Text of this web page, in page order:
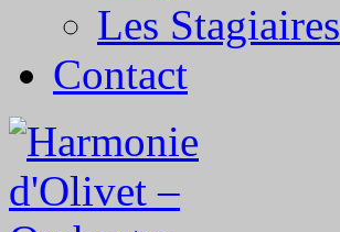
Les Stagiaires
Contact